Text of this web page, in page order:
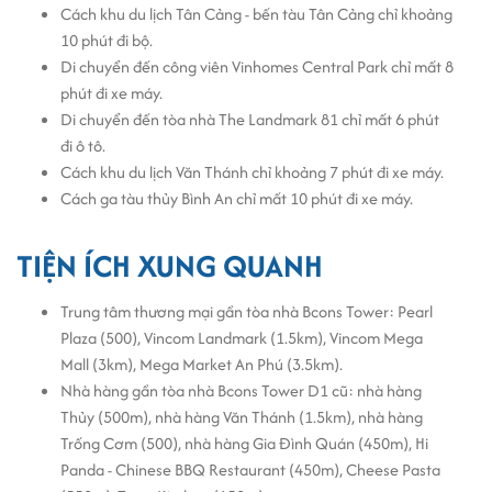
Hệ thống cột bê tông cốt thép của tòa nhà được xây dựng vững
chắc, đảm bảo an toàn và không làm ảnh hưởng đến diện tích sử
dụng.
Độ cao trần ấn tượng 2.7m tạo nên cảm giác thoải mái và rộng rãi
cho người làm việc.
Kiến trúc tòa nhà Bcons Tower 4A/167A Nguyễn Văn Thương
Kính cường lực màu xanh bao quanh bề mặt tòa nhà mang đến vẻ
ấm áp và sang trọng.
Tòa nhà không chỉ nổi bật với view đẹp hướng ra cầu Sài Gòn và
Landmark 81, mà còn đảm bảo tầm nhìn thoáng đãng mà không bị
chắn tầm bởi các công trình xung quanh.
Trang thiết bị tại văn phòng Bcons Tower
Cách khu du lịch Tân Cảng - bến tàu Tân Cảng chỉ khoảng
10 phút đi bộ.
Di chuyển đến công viên Vinhomes Central Park chỉ mất 8
phút đi xe máy.
Di chuyển đến tòa nhà The Landmark 81 chỉ mất 6 phút
đi ô tô.
Cách khu du lịch Văn Thánh chỉ khoảng 7 phút đi xe máy.
Cách ga tàu thủy Bình An chỉ mất 10 phút đi xe máy.
TIỆN ÍCH XUNG QUANH
Trung tâm thương mại gần tòa nhà Bcons Tower: Pearl
Plaza (500), Vincom Landmark (1.5km), Vincom Mega
Mall (3km), Mega Market An Phú (3.5km).
Nhà hàng gần tòa nhà Bcons Tower D1 cũ: nhà hàng
Thủy (500m), nhà hàng Văn Thánh (1.5km), nhà hàng
Trống Cơm (500), nhà hàng Gia Đình Quán (450m), Hi
Panda - Chinese BBQ Restaurant (450m), Cheese Pasta